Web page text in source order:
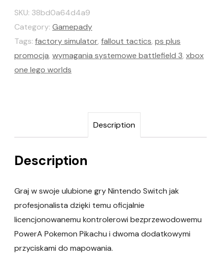
SKU: 38bd0a64d4a9
Category: Gamepady
Tags: factory simulator, fallout tactics, ps plus
promocja, wymagania systemowe battlefield 3, xbox
one lego worlds
Description
Description
Graj w swoje ulubione gry Nintendo Switch jak
profesjonalista dzięki temu oficjalnie
licencjonowanemu kontrolerowi bezprzewodowemu
PowerA Pokemon Pikachu i dwoma dodatkowymi
przyciskami do mapowania.